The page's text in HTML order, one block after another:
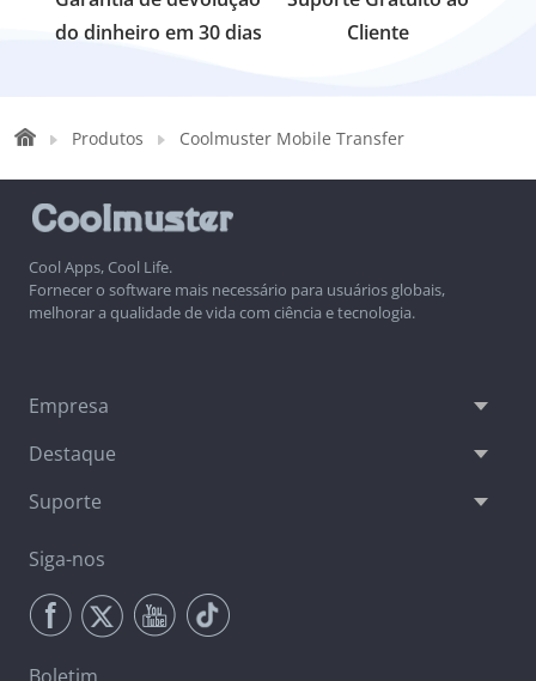
do dinheiro em 30 dias
Cliente
Produtos Coolmuster Mobile Transfer
Cool Apps, Cool Life.
Fornecer o software mais necessário para usuários globais,
melhorar a qualidade de vida com ciência e tecnologia.
Empresa
Destaque
Suporte
Siga-nos